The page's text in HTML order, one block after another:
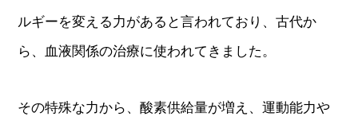
ルギーを変える力があると言われており、古代か
ら、血液関係の治療に使われてきました。
その特殊な力から、酸素供給量が増え、運動能力や